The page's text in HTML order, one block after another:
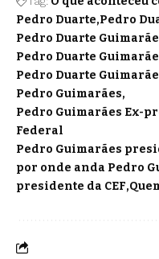
Pedro Duarte Pedro
Pedro Duarte
Pedro Duarte
Pedro Duarte
Pedro Guimarães
Pedro Guimarães Ex-
Federal
Pedro Guimarães
por onde anda Pedro
presidente da CEF